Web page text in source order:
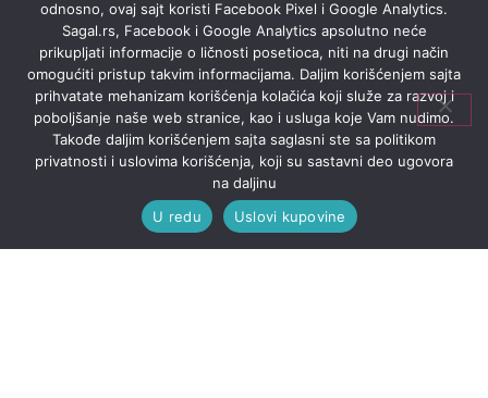
odnosno, ovaj sajt koristi Facebook Pixel i Google Analytics.
Sagal.rs, Facebook i Google Analytics apsolutno neće
prikupljati informacije o ličnosti posetioca, niti na drugi način
omogućiti pristup takvim informacijama. Daljim korišćenjem sajta
prihvatate mehanizam korišćenja kolačića koji služe za razvoj i
poboljšanje naše web stranice, kao i usluga koje Vam nudimo.
Takođe daljim korišćenjem sajta saglasni ste sa politikom
privatnosti i uslovima korišćenja, koji su sastavni deo ugovora
na daljinu
U redu
Uslovi kupovine